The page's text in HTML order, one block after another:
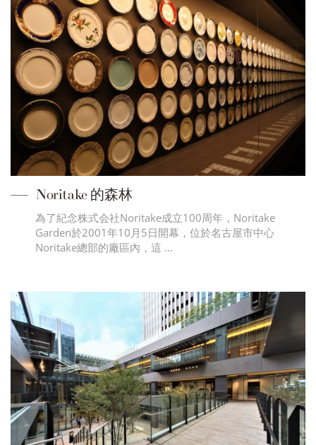
Noritake 的森林
為了紀念株式会社Noritake成立100周年，Noritake
Garden於2001年10月5日開幕，位於名古屋市中心
Noritake總部的廠區內，這 …